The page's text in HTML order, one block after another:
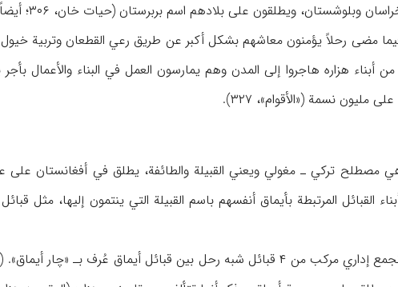
ويطلقون على بلادهم اسم بربرستان (حيات خان، ۳۰۶؛ أيضاً ظ: فامبري، ۳۴۰-۳۴۱، الهامش؛ فيلد، ۲۹۹).
مضى رحلاً يؤمنون معاشهم بشكل أكبر عن طريق رعي القطعان وتربية خيول
مليون نسمة («الأقوام»، ۳۲۷).
مصطلح تركي ـ مغولي ويعني القبيلة والطائفة، يطلق في أفغانستان على
القبائل المرتبطة بأيماق أنفسهم باسم القبيلة التي ينتمون إليها،